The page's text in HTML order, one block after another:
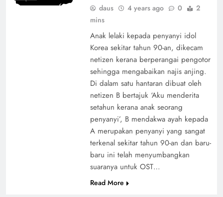
daus 4 years ago 0
2
mins
Anak lelaki kepada penyanyi idol
Korea sekitar tahun 90-an, dikecam
netizen kerana berperangai pengotor
sehingga mengabaikan najis anjing.
Di dalam satu hantaran dibuat oleh
netizen B bertajuk ‘Aku menderita
setahun kerana anak seorang
penyanyi’, B mendakwa ayah kepada
A merupakan penyanyi yang sangat
terkenal sekitar tahun 90-an dan baru-
baru ini telah menyumbangkan
suaranya untuk OST…
Read More